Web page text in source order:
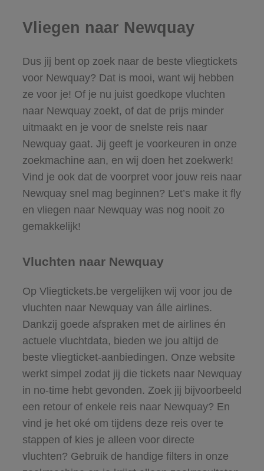
Vliegen naar Newquay
Dus jij bent op zoek naar de beste vliegtickets
voor Newquay? Dat is mooi, want wij hebben
ze voor je! Of je nu juist goedkope vluchten
naar Newquay zoekt, of dat de prijs minder
uitmaakt en je voor de snelste reis naar
Newquay gaat. Jij geeft je voorkeuren in onze
zoekmachine aan, en wij doen het zoekwerk!
Vind je ook dat de voorpret voor jouw reis naar
Newquay snel mag beginnen? Let’s make it fly
en vliegen naar Newquay was nog nooit zo
gemakkelijk!
Vluchten naar Newquay
Op Vliegtickets.be vergelijken wij voor jou de
vluchten naar Newquay van álle airlines.
Dankzij goede afspraken met de airlines én
actuele vluchtdata, bieden we jou altijd de
beste vliegticket-aanbiedingen. Onze website
werkt simpel zodat jij die tickets naar Newquay
in no-time hebt gevonden. Zoek jij bijvoorbeeld
een retour of enkele reis naar Newquay? En
vind je het oké om tijdens deze reis over te
stappen of kies je alleen voor directe
vluchten? Gebruik de handige filters in onze